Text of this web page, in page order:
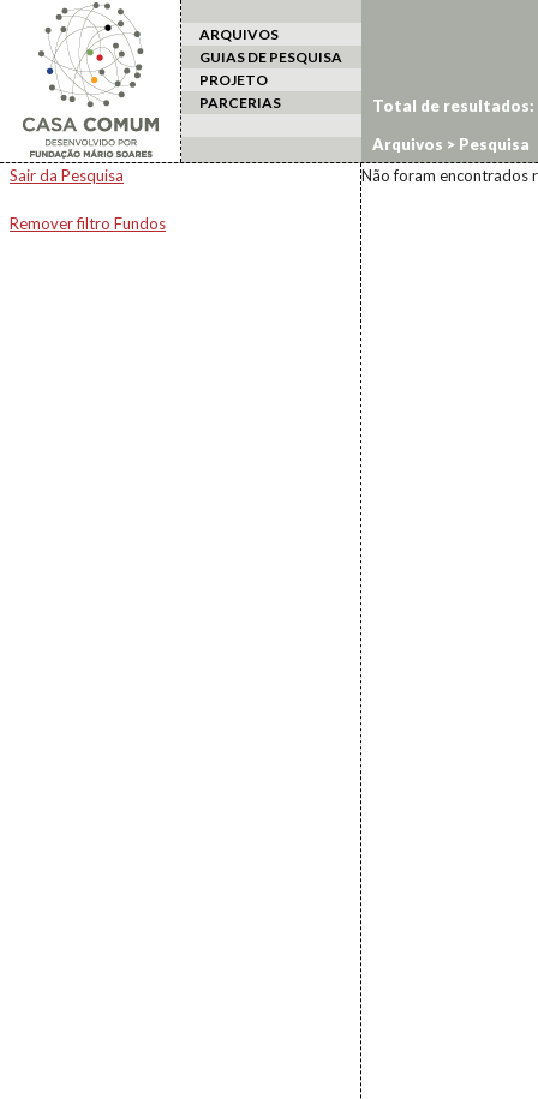
ARQUIVOS
GUIAS DE PESQUISA
PROJETO
PARCERIAS
Arquivos > Pesquisa
Sair da Pesquisa
Remover filtro Fundos
Total de resultados:
Não foram encontrados